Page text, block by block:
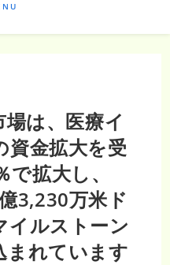
は、医療イ
資金拡大を受
拡大し、
3,230万米ド
イルストーン
まれています